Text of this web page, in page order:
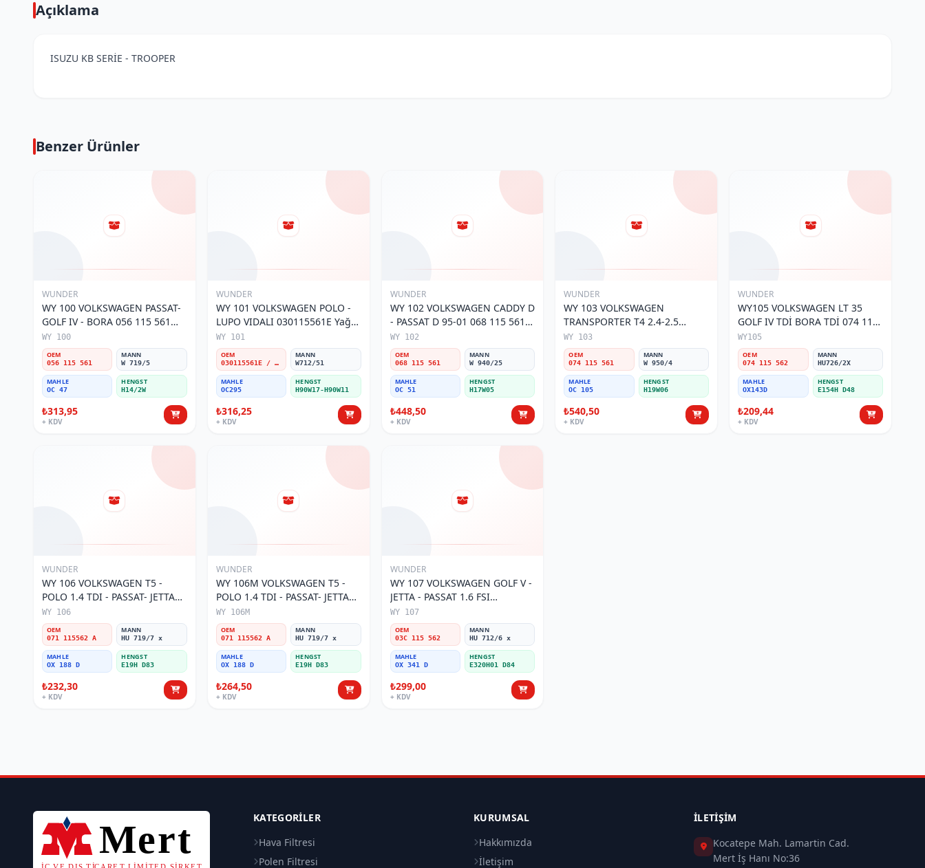
Açıklama
ISUZU KB SERİE - TROOPER
Benzer Ürünler
WUNDER
WY 100 VOLKSWAGEN PASSAT-
GOLF IV - BORA 056 115 561
Yağ Filtresi
WY 100
OEM
056 115 561
MANN
W 719/5
MAHLE
OC 47
HENGST
H14/2W
₺313,95
+ KDV
WUNDER
WY 101 VOLKSWAGEN POLO -
LUPO VIDALI 030115561E Yağ
Filtresi
WY 101
OEM
030115561E / 030115561AA / 030115561AB / 030115561AD
MANN
W712/51
MAHLE
OC295
HENGST
H90W17-H90W11
₺316,25
+ KDV
WUNDER
WY 102 VOLKSWAGEN CADDY D
- PASSAT D 95-01 068 115 561
Yağ Filtresi
WY 102
OEM
068 115 561
MANN
W 940/25
MAHLE
OC 51
HENGST
H17W05
₺448,50
+ KDV
WUNDER
WY 103 VOLKSWAGEN
TRANSPORTER T4 2.4-2.5
MOTOR 074 115 561 Yağ
Filtresi
WY 103
OEM
074 115 561
MANN
W 950/4
MAHLE
OC 105
HENGST
H19W06
₺540,50
+ KDV
WUNDER
WY105 VOLKSWAGEN LT 35
GOLF IV TDİ BORA TDİ 074 115
562 Yağ Filtresi
WY105
OEM
074 115 562
MANN
HU726/2X
MAHLE
OX143D
HENGST
E154H D48
₺209,44
+ KDV
WUNDER
WY 106 VOLKSWAGEN T5 -
POLO 1.4 TDI - PASSAT- JETTA
03-11 071 115562 A Yağ Filtresi
WY 106
OEM
071 115562 A
MANN
HU 719/7 x
MAHLE
OX 188 D
HENGST
E19H D83
₺232,30
+ KDV
WUNDER
WY 106M VOLKSWAGEN T5 -
POLO 1.4 TDI - PASSAT- JETTA
071 115562 A Yağ Filtresi
WY 106M
OEM
071 115562 A
MANN
HU 719/7 x
MAHLE
OX 188 D
HENGST
E19H D83
₺264,50
+ KDV
WUNDER
WY 107 VOLKSWAGEN GOLF V -
JETTA - PASSAT 1.6 FSI
BENZİNLİ 03C 115 562 Yağ
Filtresi
WY 107
OEM
03C 115 562
MANN
HU 712/6 x
MAHLE
OX 341 D
HENGST
E320H01 D84
₺299,00
+ KDV
KATEGORILER
Hava Filtresi
Polen Filtresi
KURUMSAL
Hakkımızda
İletişim
İLETIŞIM
Kocatepe Mah. Lamartin Cad.
Mert İş Hanı No:36